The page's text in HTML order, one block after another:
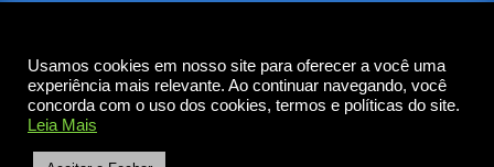
©2026Câmara Municipal deTerra de Areia— Todos os
direitos reservados
Rua Tancredo Neves, 6473 – Centro – Terra de Areia
Usamos cookies em nosso site para oferecer a você uma
experiência mais relevante. Ao continuar navegando, você
concorda com o uso dos cookies, termos e políticas do site.
Leia Mais